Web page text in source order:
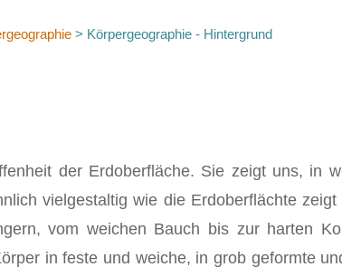
> Körpergeographie - Hintergrund
der Erdoberfläche. Sie zeigt uns, in
vielgestaltig wie die Erdoberflächte
vom weichen Bauch bis zur harten
in feste und weiche, in grob geformte